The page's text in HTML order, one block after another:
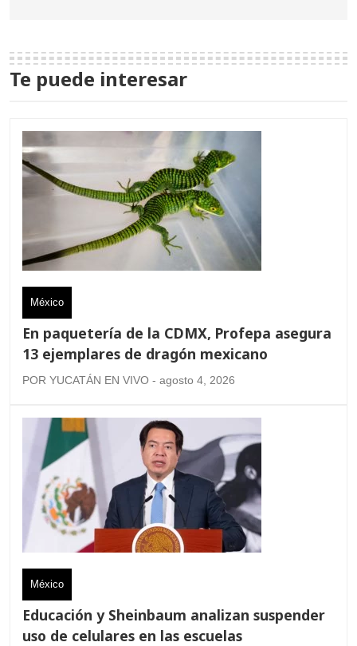
Te puede interesar
México
En paquetería de la CDMX, Profepa asegura
13 ejemplares de dragón mexicano
POR YUCATÁN EN VIVO - agosto 4, 2026
México
Educación y Sheinbaum analizan suspender
uso de celulares en las escuelas